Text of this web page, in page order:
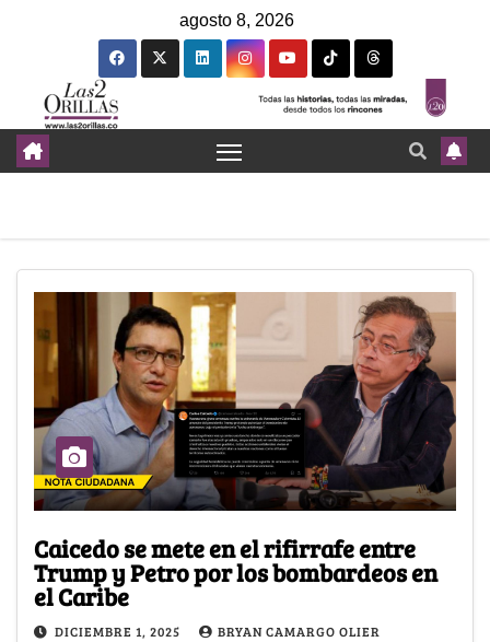
agosto 8, 2026
Caicedo se mete en el rifirrafe entre
Trump y Petro por los bombardeos en
el Caribe
DICIEMBRE 1, 2025 BRYAN CAMARGO OLIER